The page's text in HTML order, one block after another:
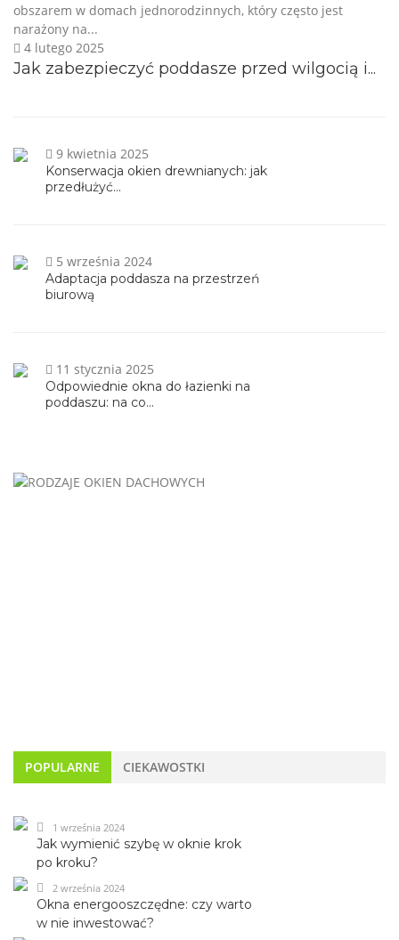
Jak zabezpieczyć poddasze przed wilgocią i...
4 lutego 2025
obszarem w domach jednorodzinnych, który często jest
narażony na...
Konserwacja okien drewnianych: jak
przedłużyć...
9 kwietnia 2025
Adaptacja poddasza na przestrzeń
biurową
5 września 2024
Odpowiednie okna do łazienki na
poddaszu: na co...
11 stycznia 2025
POPULARNE CIEKAWOSTKI
Jak wymienić szybę w oknie krok
po kroku?
1 września 2024
Okna energooszczędne: czy warto
w nie inwestować?
2 września 2024